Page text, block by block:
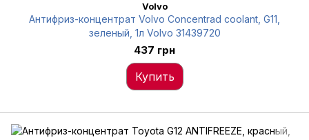
Volvo
Антифриз-концентрат Volvo Concentrad coolant, G11,
зеленый, 1л Volvo 31439720
437 грн
Купить